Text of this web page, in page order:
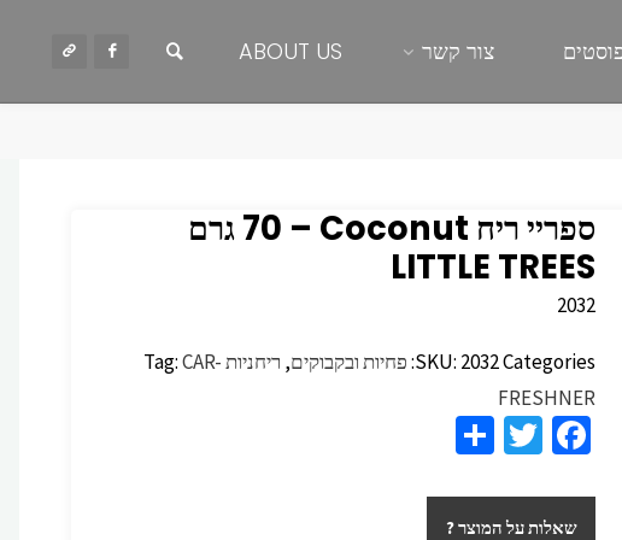
צור קשר ABOUT US
ספריי ריח ‏Coconut – ‏70 גרם
LITTLE TREES
2032
SKU: 2032Categories: פחיות ובקבוקים, ריחניות Tag:CAR-
FRESHNER
Fa
b
T
tt
arשאלות על המוצר ?